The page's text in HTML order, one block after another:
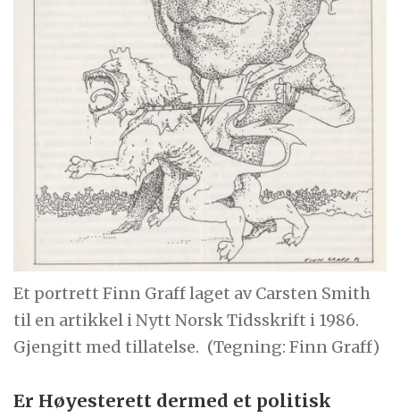
Et portrett Finn Graff laget av Carsten Smith
til en artikkel i Nytt Norsk Tidsskrift i 1986.
Gjengitt med tillatelse. (Tegning: Finn Graff)
Er Høyesterett dermed et politisk